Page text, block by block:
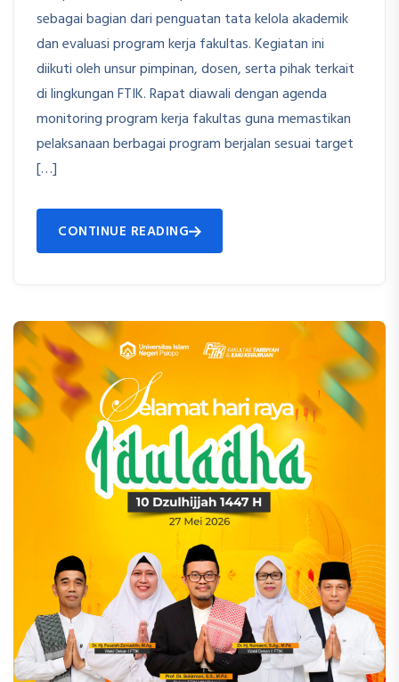
sebagai bagian dari penguatan tata kelola akademik
dan evaluasi program kerja fakultas. Kegiatan ini
diikuti oleh unsur pimpinan, dosen, serta pihak terkait
di lingkungan FTIK. Rapat diawali dengan agenda
monitoring program kerja fakultas guna memastikan
pelaksanaan berbagai program berjalan sesuai target
[…]
CONTINUE READING